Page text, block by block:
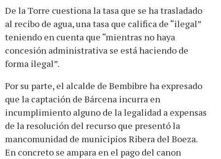
De la Torre cuestiona la tasa que se ha trasladado
al recibo de agua, una tasa que califica de “ilegal”
teniendo en cuenta que “mientras no haya
concesión administrativa se está haciendo de
forma ilegal”.
Por su parte, el alcalde de Bembibre ha expresado
que la captación de Bárcena incurra en
incumplimiento alguno de la legalidad a expensas
de la resolución del recurso que presentó la
mancomunidad de municipios Ribera del Boeza.
En concreto se ampara en el pago del canon